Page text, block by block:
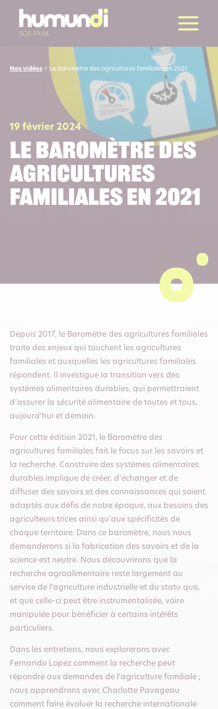
Nos vidéos > Le baromètre des agricultures familiales en 2021
19 février 2024
Le baromètre des
agricultures
familiales en 2021
Depuis 2017, le Baromètre des agricultures familiales
traite des enjeux qui touchent les agricultures
familiales et auxquelles les agricultures familiales
répondent. Il investigue la transition vers des
systèmes alimentaires durables, qui permettraient
d’assurer la sécurité alimentaire de toutes et tous,
aujourd’hui et demain.
Pour cette édition 2021, le Baromètre des
agricultures familiales fait le focus sur les savoirs et
la recherche. Construire des systèmes alimentaires
durables implique de créer, d’échanger et de
diffuser des savoirs et des connaissances qui soient
adaptés aux défis de notre époque, aux besoins des
agriculteurs.trices ainsi qu’aux spécificités de
chaque territoire. Dans ce baromètre, nous nous
demanderons si la fabrication des savoirs et de la
science est neutre. Nous découvrirons que la
recherche agroalimentaire reste largement au
service de l’agriculture industrielle et du statu quo,
et que celle-ci peut être instrumentalisée, voire
manipulée pour bénéficier à certains intérêts
particuliers.
Dans les entretiens, nous explorerons avec
Fernando Lopez comment la recherche peut
répondre aux demandes de l’agriculture familiale ;
nous apprendrons avec Charlotte Pavageau
comment faire évoluer la recherche internationale